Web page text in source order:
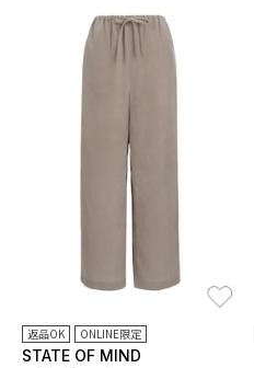
返品OK ONLINE限定
STATE OF MIND